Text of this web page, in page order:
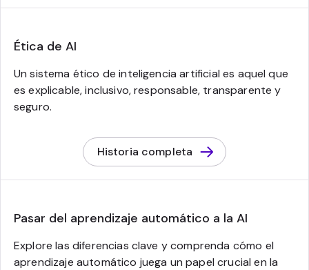
Ética de AI
Un sistema ético de inteligencia artificial es aquel que
es explicable, inclusivo, responsable, transparente y
seguro.
Historia completa
Pasar del aprendizaje automático a la AI
Explore las diferencias clave y comprenda cómo el
aprendizaje automático juega un papel crucial en la